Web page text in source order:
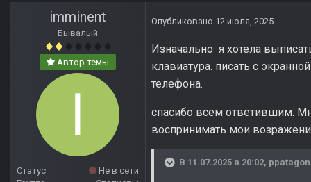
imminent
Бывалый
Автор темы
Статус
Не в сети
Опубликовано 12 июля, 2025
Изначально я хотела
клавиатура. писать с
телефона.
спасибо всем ответившим.
воспринимать мои
В 11.07.2025 в 20:02,